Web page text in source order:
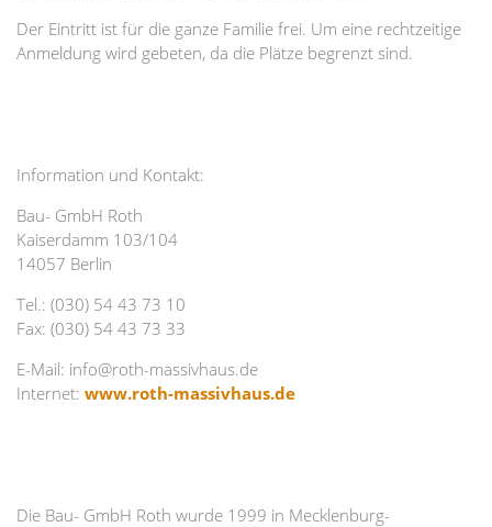
Der Eintritt ist für die ganze Familie frei. Um eine rechtzeitige
Anmeldung wird gebeten, da die Plätze begrenzt sind.
Information und Kontakt:
Bau- GmbH Roth
Kaiserdamm 103/104
14057 Berlin
Tel.: (030) 54 43 73 10
Fax: (030) 54 43 73 33
E-Mail: info@roth-massivhaus.de
Internet: www.roth-massivhaus.de
Die Bau- GmbH Roth wurde 1999 in Mecklenburg-